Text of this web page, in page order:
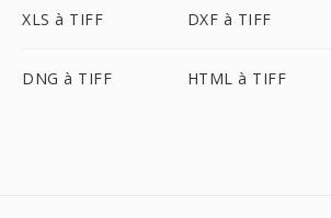
XLS à TIFF DXF à TIFF
DNG à TIFF HTML à TIFF